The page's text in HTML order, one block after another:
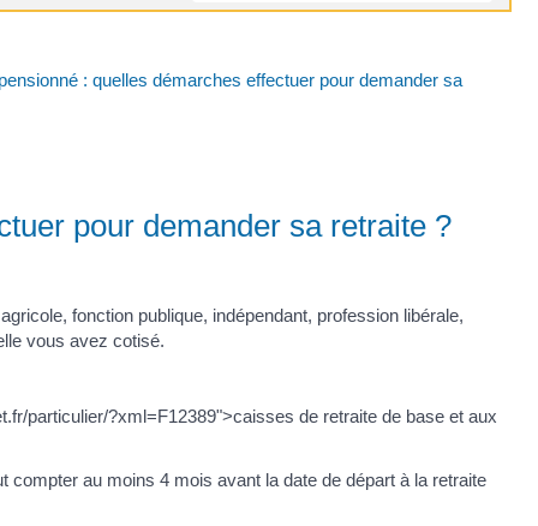
: quelles démarches effectuer pour demander sa
pour demander sa retraite ?
fonction publique, indépendant, profession libérale,
vous avez cotisé.
particulier/?xml=F12389">caisses de retraite de base et aux
au moins 4 mois avant la date de départ à la retraite